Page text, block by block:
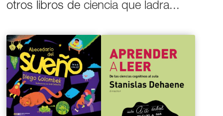
otros libros deciencia que ladra...